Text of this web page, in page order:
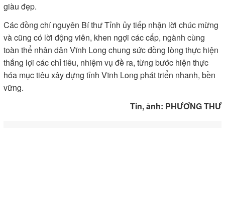
giàu đẹp.
Các đồng chí nguyên Bí thư Tỉnh ủy tiếp nhận lời chúc mừng
và cũng có lời động viên, khen ngợi các cấp, ngành cùng
toàn thể nhân dân Vĩnh Long chung sức đồng lòng thực hiện
thắng lợi các chỉ tiêu, nhiệm vụ đề ra, từng bước hiện thực
hóa mục tiêu xây dựng tỉnh Vĩnh Long phát triển nhanh, bền
vững.
Tin, ảnh: PHƯƠNG THƯ